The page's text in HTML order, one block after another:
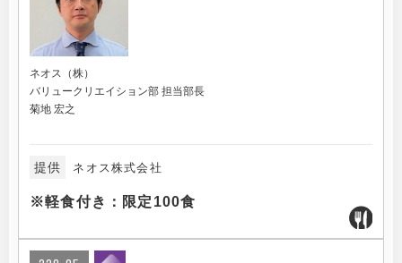
ネオス（株）
バリュークリエイション部 担当部長
菊地 宏之
提供 ネオス株式会社
※軽食付き：限定100食